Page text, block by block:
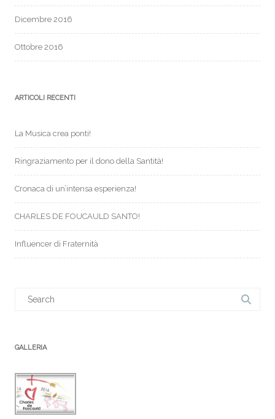
Dicembre 2016
Ottobre 2016
ARTICOLI RECENTI
La Musica crea ponti!
Ringraziamento per il dono della Santità!
Cronaca di un’intensa esperienza!
CHARLES DE FOUCAULD SANTO!
Influencer di Fraternità
GALLERIA